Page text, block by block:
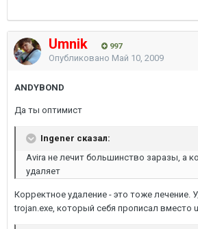
Umnik 997
Опубликовано Май 10, 2009
ANDYBOND
Да ты оптимист
Ingener сказал:
Avira не лечит большинство заразы, а
удаляет
Корректное удаление - это тоже лечение.
trojan.exe, который себя прописал вместо